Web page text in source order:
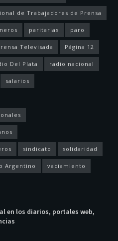
de Trabajadores de Prensa
paritarias paro
Televisada Página 12
Del Plata radio nacional
salarios
sindicato solidaridad
Argentino vaciamiento
en los diarios, portales web,